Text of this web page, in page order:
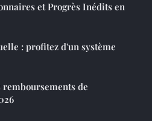
et Progrès Inédits en
: profitez d'un système
de